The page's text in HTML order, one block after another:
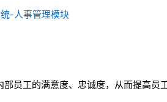
-人事管理模块
员工的满意度、忠诚度，从而提高